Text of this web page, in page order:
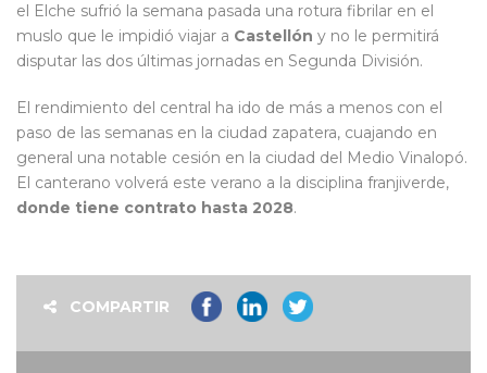
el Elche sufrió la semana pasada una rotura fibrilar en el
muslo que le impidió viajar a Castellón y no le permitirá
disputar las dos últimas jornadas en Segunda División.
El rendimiento del central ha ido de más a menos con el
paso de las semanas en la ciudad zapatera, cuajando en
general una notable cesión en la ciudad del Medio Vinalopó.
El canterano volverá este verano a la disciplina franjiverde,
donde tiene contrato hasta 2028.
COMPARTIR